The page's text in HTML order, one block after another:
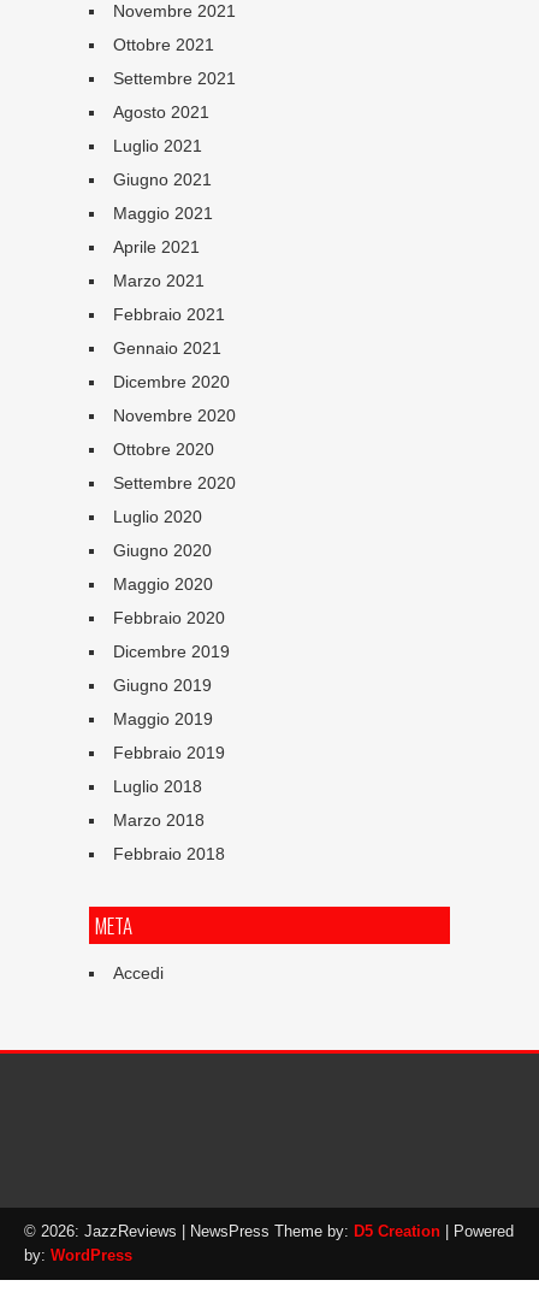
Novembre 2021
Ottobre 2021
Settembre 2021
Agosto 2021
Luglio 2021
Giugno 2021
Maggio 2021
Aprile 2021
Marzo 2021
Febbraio 2021
Gennaio 2021
Dicembre 2020
Novembre 2020
Ottobre 2020
Settembre 2020
Luglio 2020
Giugno 2020
Maggio 2020
Febbraio 2020
Dicembre 2019
Giugno 2019
Maggio 2019
Febbraio 2019
Luglio 2018
Marzo 2018
Febbraio 2018
META
Accedi
© 2026: JazzReviews | NewsPress Theme by: D5 Creation | Powered
by: WordPress